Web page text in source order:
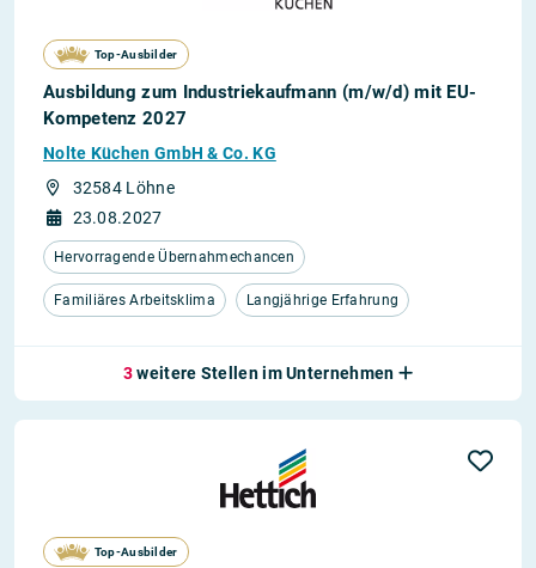
Top-Ausbilder
Ausbildung zum Industriekaufmann (m/w/d) mit EU-
Kompetenz 2027
Nolte Küchen GmbH & Co. KG
32584 Löhne
23.08.2027
Hervorragende Übernahmechancen
Familiäres Arbeitsklima Langjährige Erfahrung
3weitere Stellen im Unternehmen
Top-Ausbilder